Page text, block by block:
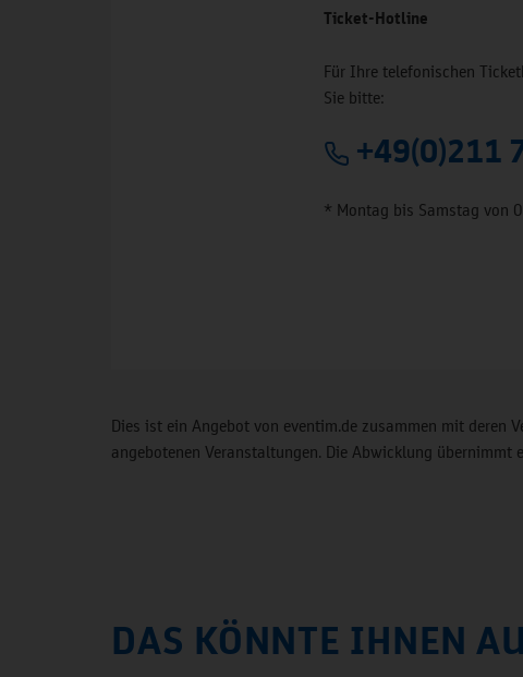
Ticket-Hotline
Für Ihre telefonischen
Sie bitte:
+49(0)211
* Montag bis Samstag von
Dies ist ein Angebot von eventim.de zusammen mit deren
angebotenen Veranstaltungen. Die Abwicklung
DAS KÖNNTE IHNEN